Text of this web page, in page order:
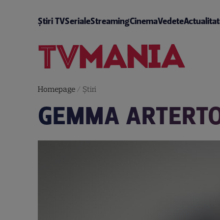
Știri TVSerialeStreamingCinemaVedete
Homepage/ Știri
GEMMA